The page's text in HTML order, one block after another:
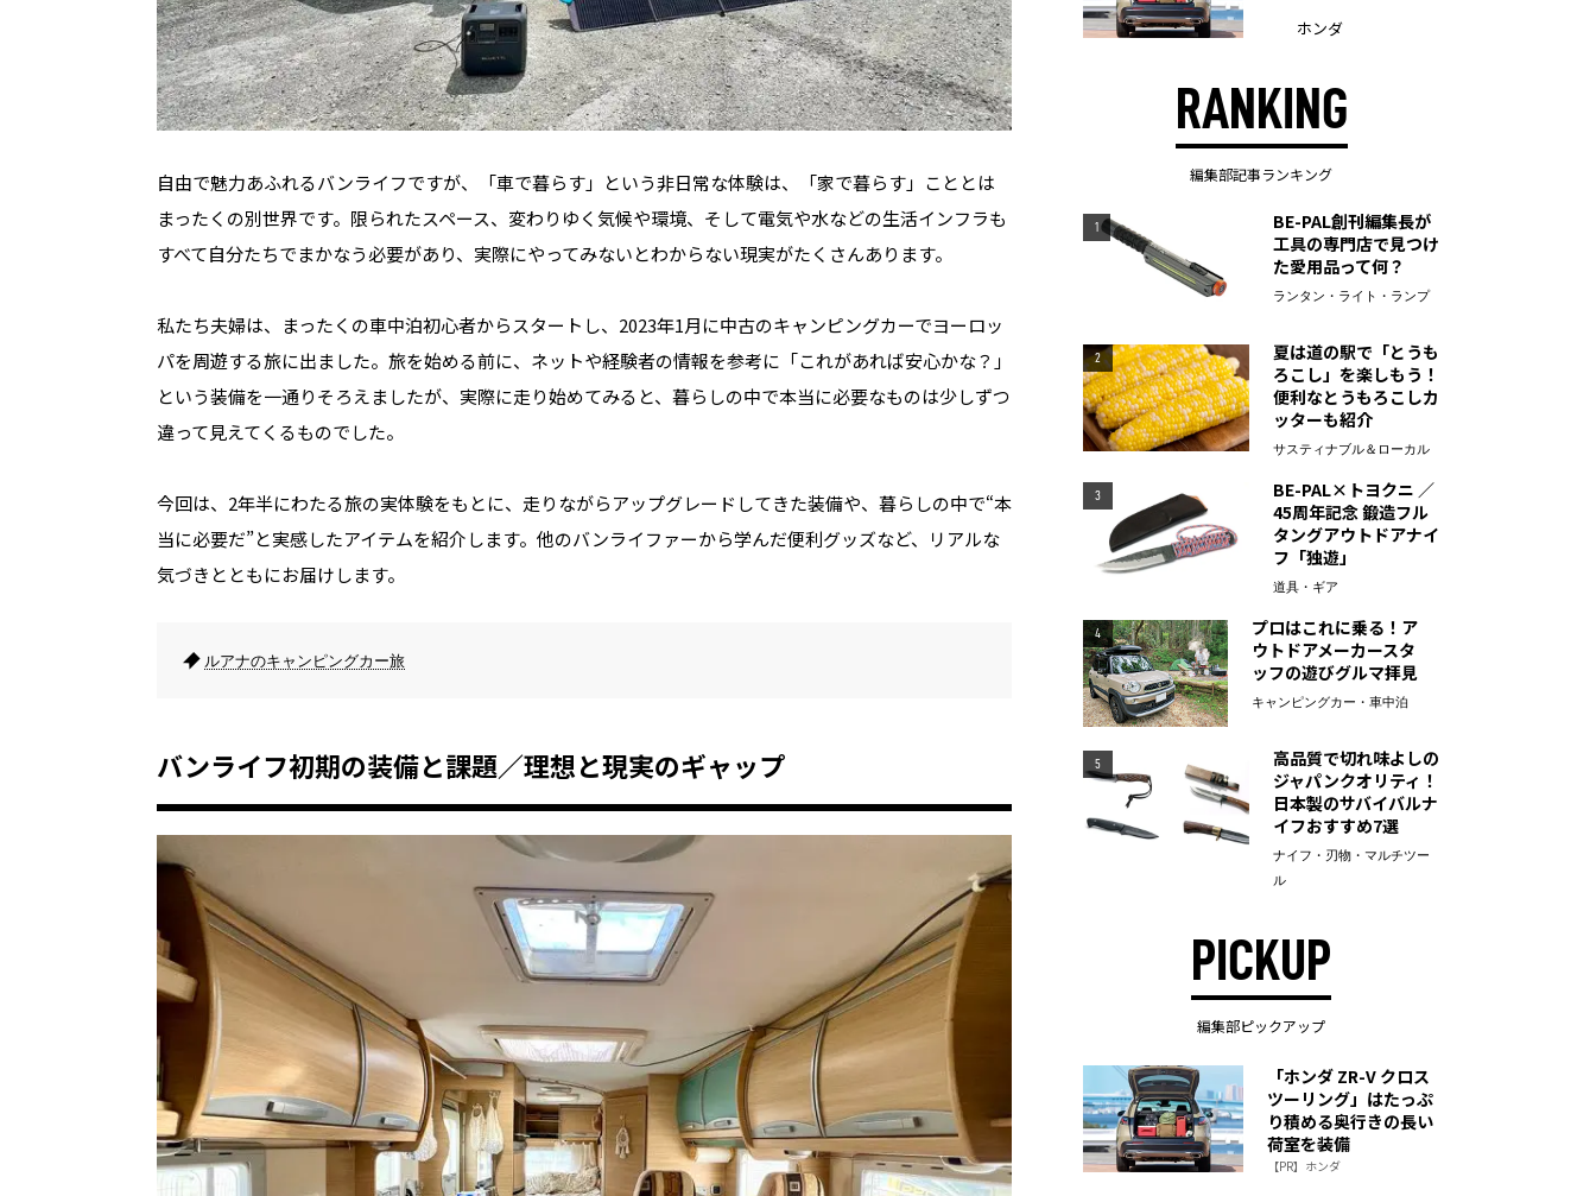
自由で魅力あふれるバンライフですが、「車で暮らす」という非日常な体験は、「家で暮らす」こととは
まったくの別世界です。限られたスペース、変わりゆく気候や環境、そして電気や水などの生活インフラも
すべて自分たちでまかなう必要があり、実際にやってみないとわからない現実がたくさんあります。
私たち夫婦は、まったくの車中泊初心者からスタートし、2023年1月に中古のキャンピングカーでヨーロッ
パを周遊する旅に出ました。旅を始める前に、ネットや経験者の情報を参考に「これがあれば安心かな？」
という装備を一通りそろえましたが、実際に走り始めてみると、暮らしの中で本当に必要なものは少しずつ
違って見えてくるものでした。
今回は、2年半にわたる旅の実体験をもとに、走りながらアップグレードしてきた装備や、暮らしの中で“本
当に必要だ”と実感したアイテムを紹介します。他のバンライファーから学んだ便利グッズなど、リアルな
気づきとともにお届けします。
ルアナのキャンピングカー旅
バンライフ初期の装備と課題／理想と現実のギャップ
ホンダ
RANKING
編集部記事ランキング
1
BE-PAL創刊編集長が
工具の専門店で見つけ
た愛用品って何？
ランタン・ライト・ランプ
2
夏は道の駅で「とうも
ろこし」を楽しもう！
便利なとうもろこしカ
ッターも紹介
サスティナブル＆ローカル
3
BE-PAL×トヨクニ ／
45周年記念 鍛造フル
タングアウトドアナイ
フ「独遊」
道具・ギア
4
プロはこれに乗る！ア
ウトドアメーカースタ
ッフの遊びグルマ拝見
キャンピングカー・車中泊
5
高品質で切れ味よしの
ジャパンクオリティ！
日本製のサバイバルナ
イフおすすめ7選
ナイフ・刃物・マルチツー
ル
PICKUP
編集部ピックアップ
「ホンダ ZR-V クロス
ツーリング」はたっぷ
り積める奥行きの長い
荷室を装備
【PR】ホンダ